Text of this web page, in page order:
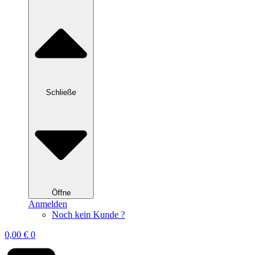
Schließe
Öffne
Anmelden
Noch kein Kunde ?
0,00 € 0